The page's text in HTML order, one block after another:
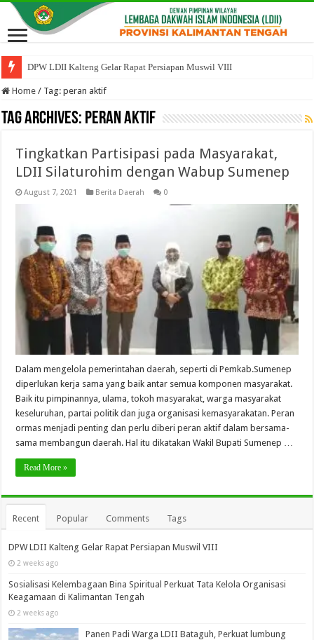
DPW LDII Kalteng Gelar Rapat Persiapan Muswil VIII
Home / Tag:peran aktif
Tag Archives: peran aktif
Tingkatkan Partisipasi pada Masyarakat,
LDII Silaturohim dengan Wabup Sumenep
August 7, 2021 Berita Daerah 0
Dalam mengelola pemerintahan daerah, seperti di Pemkab.Sumenep
diperlukan kerja sama yang baik antar semua komponen masyarakat.
Baik itu pimpinannya, ulama, tokoh masyarakat, warga masyarakat
keseluruhan, partai politik dan juga organisasi kemasyarakatan. Peran
ormas menjadi penting dan perlu diberi peran aktif dalam bersama-
sama membangun daerah. Hal itu dikatakan Wakil Bupati Sumenep …
Read More »
Recent Popular Comments Tags
DPW LDII Kalteng Gelar Rapat Persiapan Muswil VIII
2 weeks ago
Sosialisasi Kelembagaan Bina Spiritual Perkuat Tata Kelola Organisasi
Keagamaan di Kalimantan Tengah
2 weeks ago
Panen Padi Warga LDII Bataguh, Perkuat lumbung